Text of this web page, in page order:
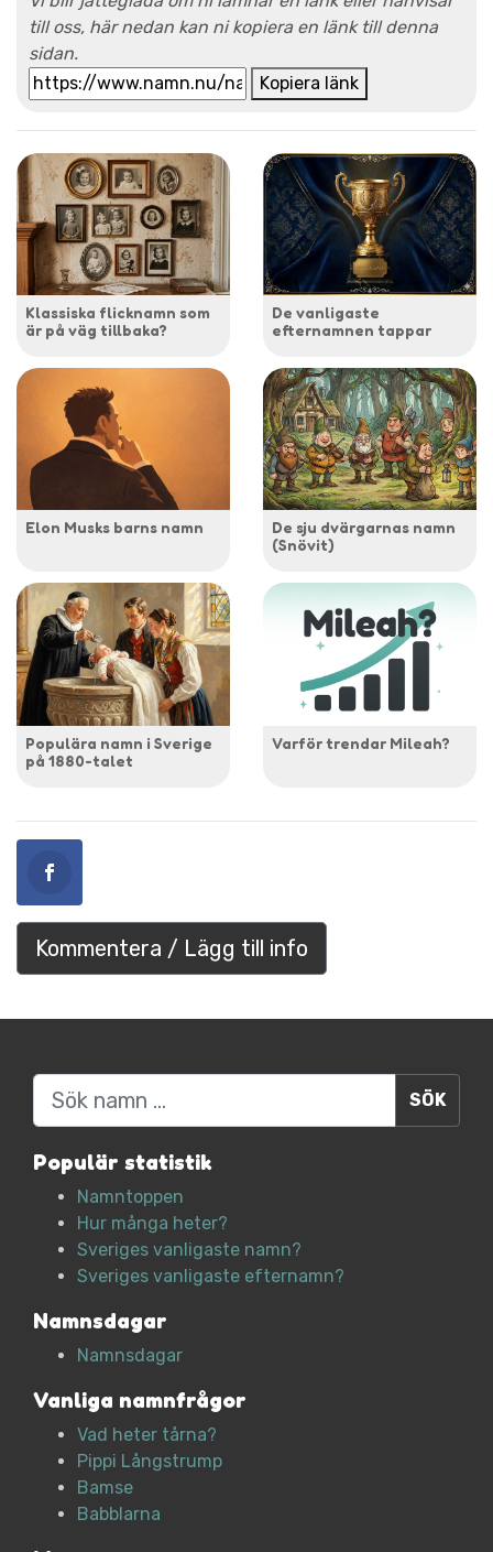
till oss, här nedan kan ni kopiera en länk till denna
sidan.
Kopiera länk
Klassiska flicknamn som
är på väg tillbaka?
De vanligaste
efternamnen tappar
Elon Musks barns namn
De sju dvärgarnas namn
(Snövit)
Populära namn i Sverige
på 1880-talet
Varför trendar Mileah?
Kommentera / Lägg till info
Sök
Populär statistik
Namntoppen
Hur många heter?
Sveriges vanligaste namn?
Sveriges vanligaste efternamn?
Namnsdagar
Namnsdagar
Vanliga namnfrågor
Vad heter tårna?
Pippi Långstrump
Bamse
Babblarna